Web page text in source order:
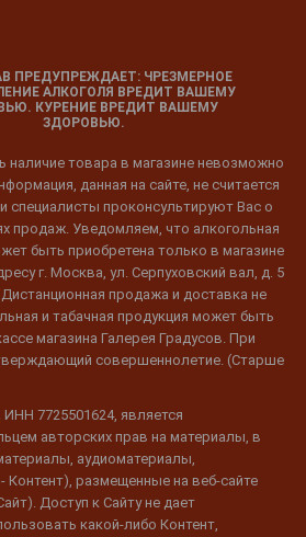
ПРЕДУПРЕЖДАЕТ: ЧРЕЗМЕРНОЕ
АЛКОГОЛЯ ВРЕДИТ ВАШЕМУ
КУРЕНИЕ ВРЕДИТ ВАШЕМУ
ЗДОРОВЬЮ.
наличие товара в магазине невозможно
данная на сайте, не считается
специалисты проконсультируют Вас о
продаж. Уведомляем, что алкогольная
быть приобретена только в магазине
г. Москва, ул. Серпуховский вал, д. 5
продажа и доставка не
и табачная продукция может быть
магазина Галерея Градусов. При
совершеннолетие. (Старше
7725501624, является
авторских прав на материалы, в
аудиоматериалы,
Контент), размещенные на веб-сайте
Доступ к Сайту не дает
какой-либо Контент,